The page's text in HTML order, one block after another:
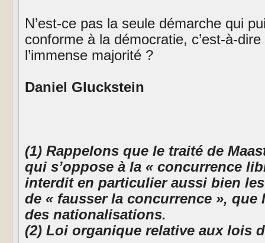
N’est-ce pas la seule démarche qui
conforme à la démocratie, c’est-à-
l’immense majorité ?
Daniel Gluckstein
(1) Rappelons que le traité de
qui s’oppose à la « concurrence
interdit en particulier aussi bien les
de « fausser la concurrence »,
des nationalisations.
(2) Loi organique relative aux lois